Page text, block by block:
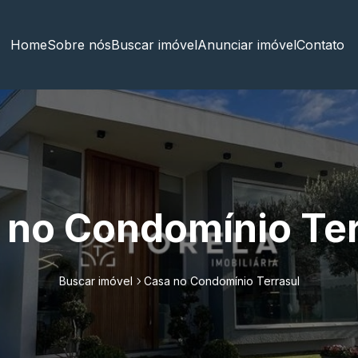
HomeSobre nósBuscar imóvelAnunciar imóvelContato
no Condomínio
Buscar imóvel Casa no Condomínio Terrasul